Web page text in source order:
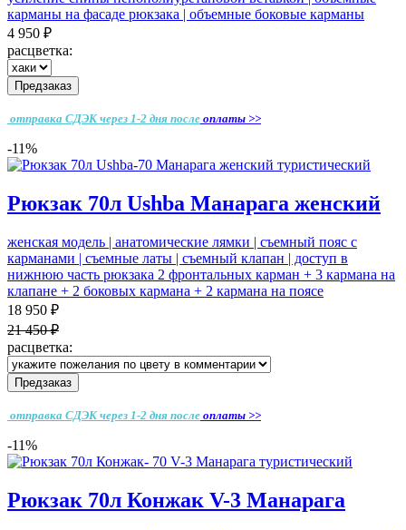
карманы на фасаде рюкзака | объемные боковые карманы
4 950 ₽
расцветка:
Предзаказ
отправка СДЭК через 1-2 дня после оплаты >>
-11%
Рюкзак 70л Ushba Манарага женский
женская модель | анатомические лямки | съемный пояс с
карманами | съемные латы | съемный клапан | доступ в
нижнюю часть рюкзака 2 фронтальных карман + 3 кармана на
клапане + 2 боковых кармана + 2 кармана на поясе
18 950 ₽
21 450 ₽
расцветка:
Предзаказ
отправка СДЭК через 1-2 дня после оплаты >>
-11%
Рюкзак 70л Конжак V-3 Манарага